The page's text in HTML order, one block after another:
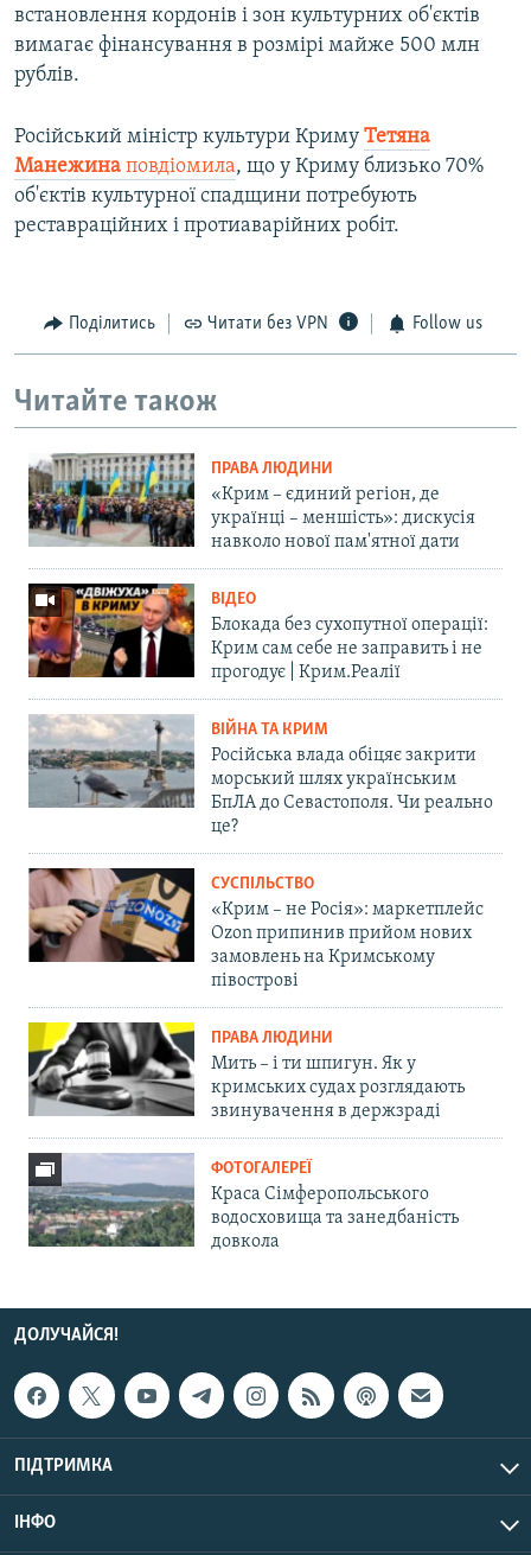
встановлення кордонів і зон культурних об'єктів
вимагає фінансування в розмірі майже 500 млн
рублів.
Російський міністр культури Криму Тетяна
Манежина повдіомила, що у Криму близько 70%
об'єктів культурної спадщини потребують
реставраційних і протиаварійних робіт.
Поділитись Читати без VPN Follow us
Читайте також
ПРАВА ЛЮДИНИ
«Крим – єдиний регіон, де
українці – меншість»: дискусія
навколо нової пам'ятної дати
ВІДЕО
Блокада без сухопутної операції:
Крим сам себе не заправить і не
прогодує | Крим.Реалії
ВІЙНА ТА КРИМ
Російська влада обіцяє закрити
морський шлях українським
БпЛА до Севастополя. Чи реально
це?
СУСПІЛЬСТВО
«Крим – не Росія»: маркетплейс
Ozon припинив прийом нових
замовлень на Кримському
півострові
ПРАВА ЛЮДИНИ
Мить – і ти шпигун. Як у
кримських судах розглядають
звинувачення в держзраді
ФОТОГАЛЕРЕЇ
Краса Сімферопольського
водосховища та занедбаність
довкола
ДОЛУЧАЙСЯ!
ПІДТРИМКА
ІНФО